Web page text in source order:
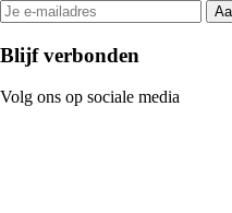
Blijf verbonden
Volg ons op sociale media